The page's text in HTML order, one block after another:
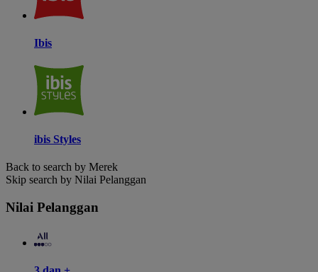
Ibis
ibis Styles
Back to search by Merek
Skip search by Nilai Pelanggan
Nilai Pelanggan